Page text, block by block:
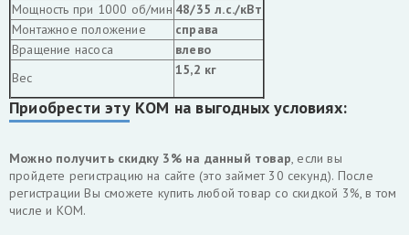
Мощность при 1000 об/мин 48/35 л.с./кВт
Монтажное положение
справа
Вращение насоса
влево
Вес
15,2 кг
Приобрести эту КОМ на выгодных условиях:
Можно получить скидку 3% на данный товар, если вы
пройдете регистрацию на сайте (это займет 30 секунд). После
регистрации Вы сможете купить любой товар со скидкой 3%, в том
числе и КОМ.